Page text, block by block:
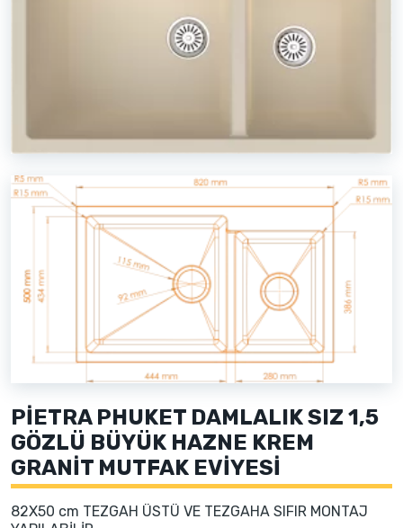
PİETRA PHUKET DAMLALIK SIZ 1,5
GÖZLÜ BÜYÜK HAZNE KREM
GRANİT MUTFAK EVİYESİ
82X50 cm TEZGAH ÜSTÜ VE TEZGAHA SIFIR MONTAJ